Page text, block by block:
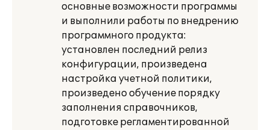
основные возможности программы
и выполнили работы по внедрению
программного продукта:
установлен последний релиз
конфигурации, произведена
настройка учетной политики,
произведено обучение порядку
заполнения справочников,
подготовке регламентированной